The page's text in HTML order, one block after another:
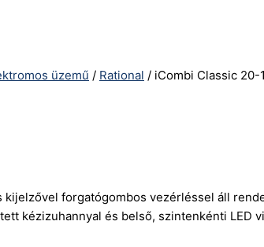
üzemű / Rational / iCombi Classic 20-
kijelzővel forgatógombos vezérléssel áll
kézizuhannyal és belső, szintenkénti LED